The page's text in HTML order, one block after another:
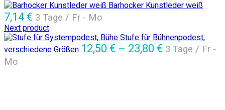
Barhocker Kunstleder weiß
7,14 € 3 Tage / Fr - Mo
Next product
Stufe für Bühnenpodest,
verschiedene Größen 12,50 € – 23,80 € 3 Tage / Fr -
Mo